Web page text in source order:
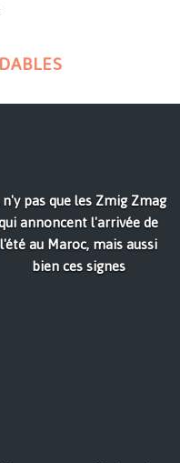
pas que les Zmig Zmag
annoncent l'arrivée de
l'été au Maroc, mais aussi
bien ces signes